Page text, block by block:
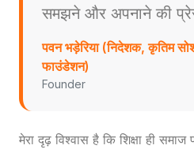
समझने और अपनाने की
पवन भड़ेरिया (निदेशक, कृतिम
फाउंडेशन)
Founder
मेरा दृढ़ विश्वास है कि शिक्षा ही